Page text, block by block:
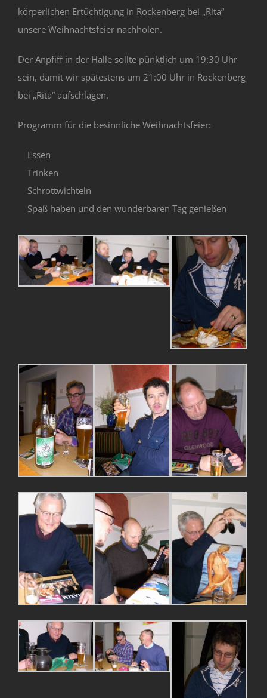
körperlichen Ertüchtigung in Rockenberg bei „Rita“
unsere Weihnachtsfeier nachholen.
Der Anpfiff in der Halle sollte pünktlich um 19:30 Uhr
sein, damit wir spätestens um 21:00 Uhr in Rockenberg
bei „Rita“ aufschlagen.
Programm für die besinnliche Weihnachtsfeier:
Essen
Trinken
Schrottwichteln
Spaß haben und den wunderbaren Tag genießen